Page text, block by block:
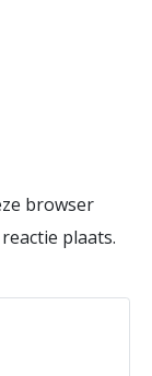
browser
plaats.